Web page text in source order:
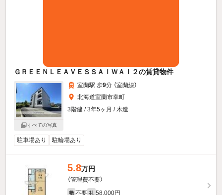
ＧＲＥＥＮＬＥＡＶＥＳＳＡＩＷＡＩ２の賃貸物件
すべての写真
室蘭駅 歩9分 （室蘭線）
北海道室蘭市幸町
3階建 / 3年5ヶ月 / 木造
駐車場あり 駐輪場あり
5.8万円
（管理費不要）
敷 不要 礼 58,000円